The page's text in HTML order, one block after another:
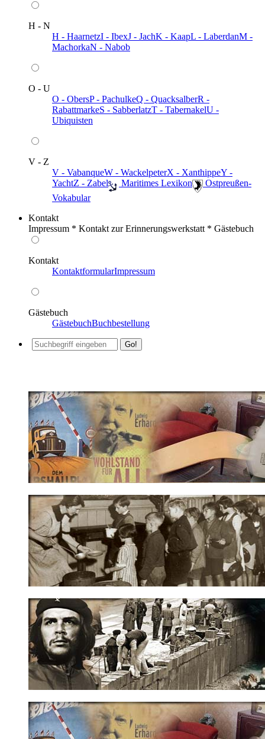
H - N
H - HaarnetzI - IbexJ - JachK - KaapL - LaberdanM -
MachorkaN - Nabob
O - U
O - ObersP - PachulkeQ - QuacksalberR -
RabattmarkeS - SabberlatzT - TabernakelU -
Ubiquisten
V - Z
V - VabanqueW - WackelpeterX - XanthippeY -
YachtZ - Zabel ️ Maritimes Lexikon
️ Ostpreußen-
Vokabular
Kontakt
Impressum * Kontakt zur Erinnerungswerkstatt * Gästebuch
Kontakt
KontaktformularImpressum
Gästebuch
GästebuchBuchbestellung